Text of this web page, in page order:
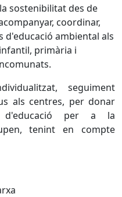
sostenibilitat des de
coordinar,
ambiental als
primària i
seguiment
als centres, per donar
d'educació per a la
tenint en compte